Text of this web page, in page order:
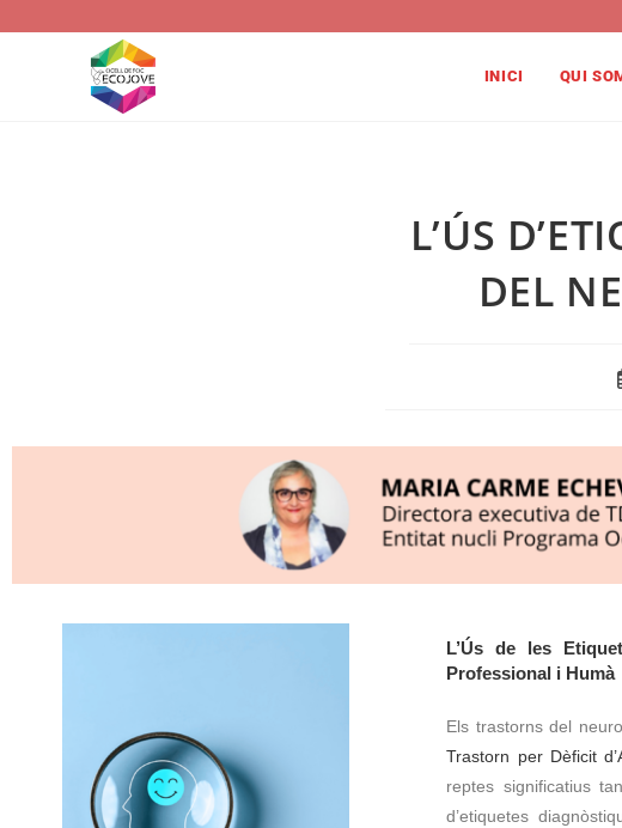
INICI QUI
L’ÚS
DEL
L’Ús de les
Professional i Humà
Els trastorns del
Trastorn per Dèficit
reptes significatius
d’etiquetes